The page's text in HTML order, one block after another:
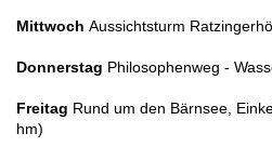
Mittwoch Aussichtsturm
Donnerstag Philosophenweg -
Freitag Rund um den Bärnsee,
hm)